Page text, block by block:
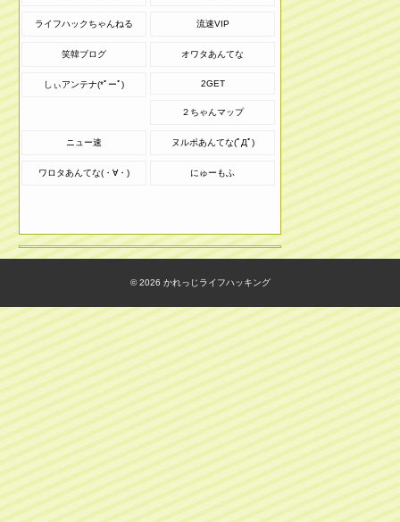
ライフハックちゃんねる 流速VIP
笑韓ブログ オワタあんてな
しぃアンテナ(*ﾟーﾟ) 2GET
２ちゃんマップ
ニュー速 ヌルポあんてな(ﾟДﾟ)
ワロタあんてな(・∀・) にゅーもふ
© 2026 かれっじライフハッキング